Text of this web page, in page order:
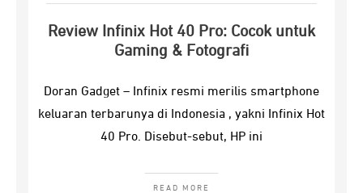
Review Infinix Hot 40 Pro: Cocok untuk
Gaming & Fotografi
Doran Gadget – Infinix resmi merilis smartphone
keluaran terbarunya di Indonesia , yakni Infinix Hot
40 Pro. Disebut-sebut, HP ini
READ MORE